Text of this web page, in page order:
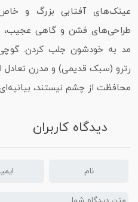
عینک‌های آفتابی بزرگ و
طراحی‌های فشن و گاهی عجیب،
مد به خودشون جلب کردن.
رترو (سبک قدیمی) و مدرن تعادل
محافظت از چشم نیستند،
دیدگاه کاربران